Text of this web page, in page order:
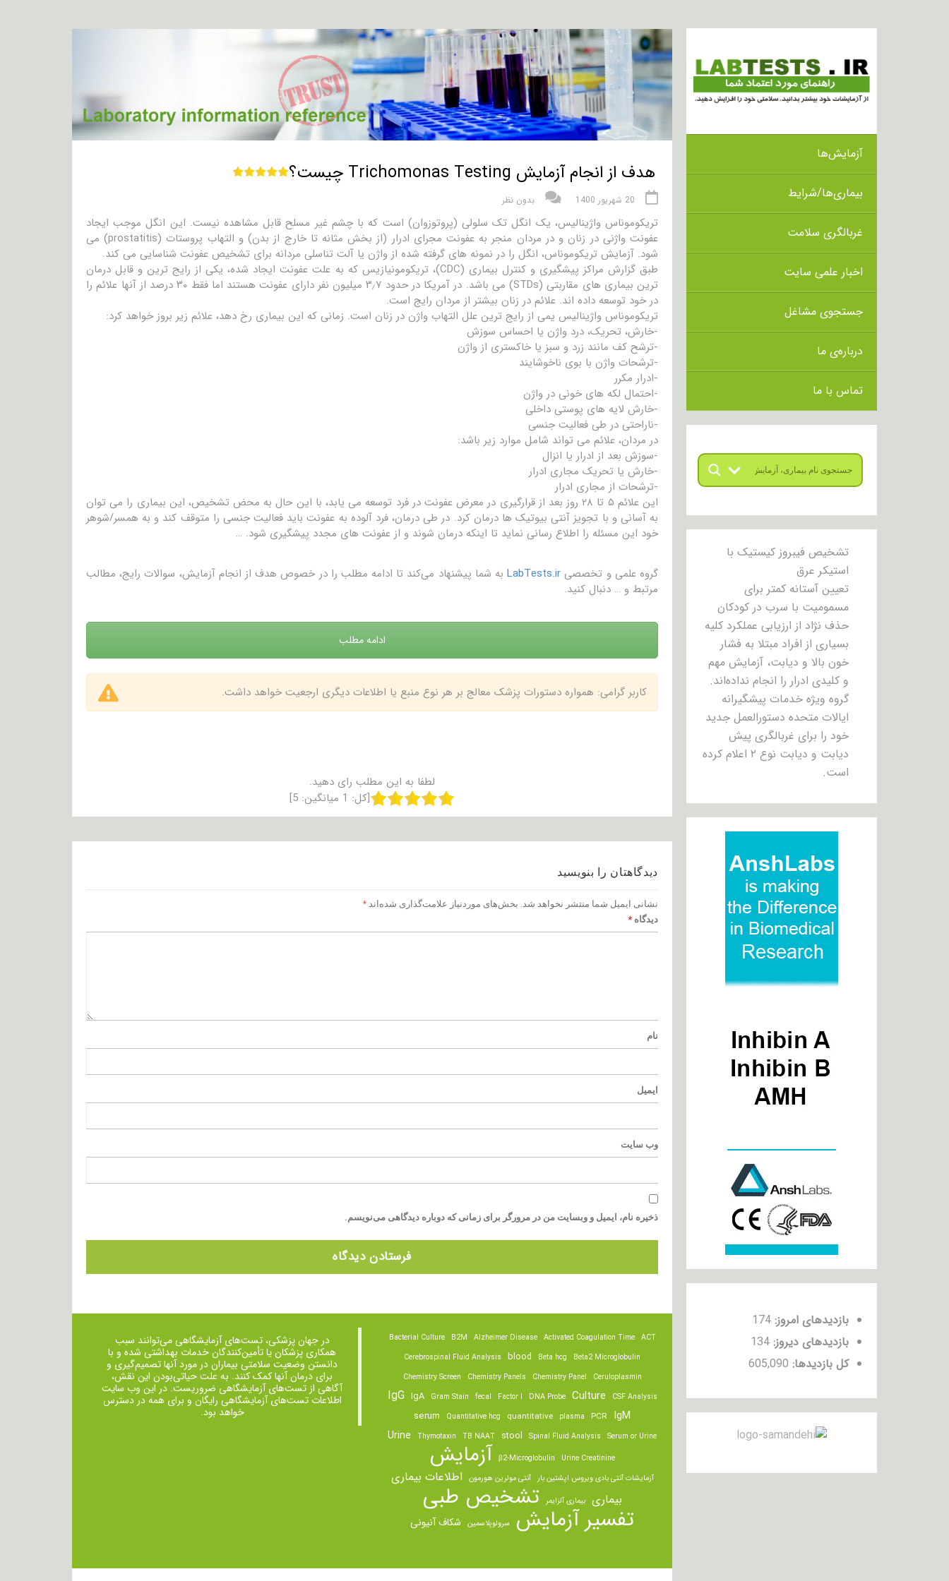
آزمایش‌ها
بیماری‌ها/شرایط
غربالگری سلامت
اخبار علمی سایت
جستجوی مشاغل
درباره‌ی ما
تماس با ما
تشخیص فیبروز کیستیک با
استیکر عرق
تعیین آستانه کمتر برای
مسمومیت با سرب در کودکان
حذف نژاد از ارزیابی عملکرد کلیه
بسیاری از افراد مبتلا به فشار
خون بالا و دیابت، آزمایش مهم
و کلیدی ادرار را انجام نداده‌اند.
گروه ویژه خدمات پیشگیرانه
ایالات متحده دستورالعمل جدید
خود را برای غربالگری پیش
دیابت و دیابت نوع ۲ اعلام کرده
است.
بازدیدهای امروز: 174
بازدیدهای دیروز: 134
کل بازدیدها: 605,090
هدف از انجام آزمایش Trichomonas Testing چیست؟
20 شهریور 1400 بدون نظر
تریکوموناس واژینالیس، یک انگل تک سلولی (پروتوزوان) است که با چشم غیر مسلح قابل مشاهده نیست. این انگل موجب ایجاد
عفونت واژنی در زنان و در مردان منجر به عفونت مجرای ادرار (از بخش مثانه تا خارج از بدن) و التهاب پروستات (prostatitis) می
شود. آزمایش تریکوموناس، انگل را در نمونه های گرفته شده از واژن یا آلت تناسلی مردانه برای تشخیص عفونت شناسایی می کند.
طبق گزارش مراکز پیشگیری و کنترل بیماری (CDC)، تریکومونیازیس که به علت عفونت ایجاد شده، یکی از رایج ترین و قابل درمان
ترین بیماری های مقاربتی (STDs) می باشد. در آمریکا در حدود ۳٫۷ میلیون نفر دارای عفونت هستند اما فقط ۳۰ درصد از آنها علائم را
در خود توسعه داده اند. علائم در زنان بیشتر از مردان رایج است.
تریکوموناس واژینالیس یمی از رایج ترین علل التهاب واژن در زنان است. زمانی که این بیماری رخ دهد، علائم زیر بروز خواهد کرد:
-خارش، تحریک، درد واژن یا احساس سوزش
-ترشح کف مانند زرد و سبز یا خاکستری از واژن
-ترشحات واژن با بوی ناخوشایند
-ادرار مکرر
-احتمال لکه های خونی در واژن
-خارش لایه های پوستی داخلی
-ناراحتی در طی فعالیت جنسی
در مردان، علائم می تواند شامل موارد زیر باشد:
-سوزش بعد از ادرار یا انزال
-خارش یا تحریک مجاری ادرار
-ترشحات از مجاری ادرار
این علائم ۵ تا ۲۸ روز بعد از قرارگیری در معرض عفونت در فرد توسعه می یابد، با این حال به محض تشخیص، این بیماری را می توان
به آسانی و با تجویز آنتی بیوتیک ها درمان کرد. در طی درمان، فرد آلوده به عفونت باید فعالیت جنسی را متوقف کند و به همسر/شوهر
خود این مسئله را اطلاع رسانی نماید تا اینکه درمان شوند و از عفونت های مجدد پیشگیری شود. …
گروه علمی و تخصصی LabTests.irبه شما پیشنهاد می‌کند تا ادامه مطلب را در خصوص هدف از انجام آزمایش، سوالات رایج، مطالب
مرتبط و … دنبال کنید.
ادامه مطلب
کاربر گرامی: همواره دستورات پزشک معالج بر هر نوع منبع یا اطلاعات دیگری ارجعیت خواهد داشت.
لطفا به این مطلب رای دهید.
[کل: 1 میانگین: 5
]
دیدگاهتان را بنویسید
نشانی ایمیل شما منتشر نخواهد شد. بخش‌های موردنیاز علامت‌گذاری شده‌اند *
دیدگاه *
نام
ایمیل
وب‌ سایت
ذخیره نام، ایمیل و وبسایت من در مرورگر برای زمانی که دوباره دیدگاهی می‌نویسم.
ACT
Activated Coagulation Time
Alzheimer Disease
B2M
Bacterial Culture
Beta2 Microglobulin
Beta hcg
blood
Cerebrospinal Fluid Analysis
Ceruloplasmin
Chemistry Panel
Chemistry Panels
Chemistry Screen
CSF Analysis
Culture
DNA Probe
Factor I
fecal
Gram Stain
IgA
IgG
IgM
PCR
plasma
quantitative
Quantitative hcg
serum
Serum or Urine
Spinal Fluid Analysis
stool
TB NAAT
Thymotaxin
Urine
Urine Creatinine
β2-Microglobulin آزمایش
آزمایشات آنتی بادی ویروس اپشتین بار آنتی مولرین هورمون اطلاعات بیماری
بیماری بیماری آلزایمر تشخیص طبی
تفسیر آزمایش سرولوپلاسمین شکاف آنیونی
در جهان پزشکی، تست‌های آزمایشگاهی می‌توانند سبب
همکاری پزشکان یا تأمین‌کنندگان خدمات بهداشتی شده و با
دانستن وضعیت سلامتی بیماران در مورد آنها تصمیم‌گیری و
برای درمان ‌آنها کمک کنند. به علت حیاتی‌بودن این نقش،
آگاهی از تست‌های آزمایشگاهی ضروریست. در این وب سایت
اطلاعات تست‌های آزمایشگاهی رایگان و برای همه در دسترس
خواهد بود.